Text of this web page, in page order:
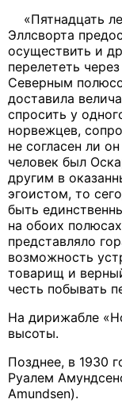
«Пятнадцать
Эллсворта
осуществить и
перелететь
Северным
доставила
спросить у
норвежцев,
не согласен ли
человек был
другим в
эгоистом, то
быть
на обоих
представляло
возможность
товарищ и
честь побывать
На дирижабле
высоты.
Позднее, в 1930
Руалем
Amundsen).